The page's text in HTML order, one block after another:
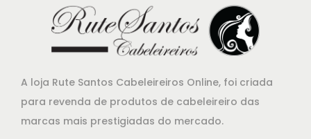
A loja Rute Santos Cabeleireiros Online, foi criada
para revenda de produtos de cabeleireiro das
marcas mais prestigiadas do mercado.